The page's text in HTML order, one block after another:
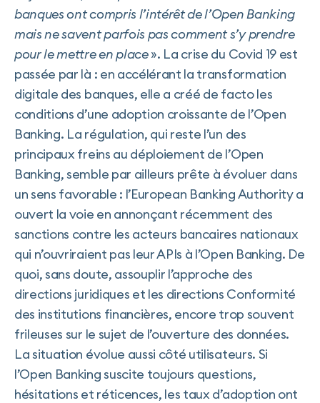
banques ont compris l’intérêt de l’Open Banking
mais ne savent parfois pas comment s’y prendre
pour le mettre en place». La crise du Covid 19 est
passée par là : en accélérant la transformation
digitale des banques, elle a créé de facto les
conditions d’une adoption croissante de l’Open
Banking. La régulation, qui reste l’un des
principaux freins au déploiement de l’Open
Banking, semble par ailleurs prête à évoluer dans
un sens favorable : l’European Banking Authority a
ouvert la voie en annonçant récemment des
sanctions contre les acteurs bancaires nationaux
qui n’ouvriraient pas leur APIs à l’Open Banking. De
quoi, sans doute, assouplir l’approche des
directions juridiques et les directions Conformité
des institutions financières, encore trop souvent
frileuses sur le sujet de l’ouverture des données.
La situation évolue aussi côté utilisateurs. Si
l’Open Banking suscite toujours questions,
hésitations et réticences, les taux d’adoption ont